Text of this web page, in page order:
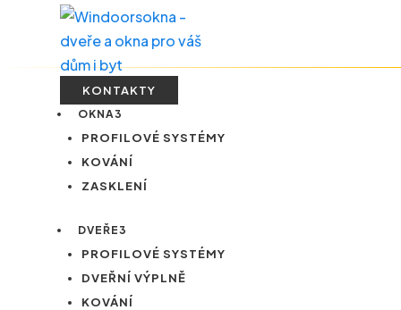
KONTAKTY
OKNA3
PROFILOVÉ SYSTÉMY
KOVÁNÍ
ZASKLENÍ
DVEŘE3
PROFILOVÉ SYSTÉMY
DVEŘNÍ VÝPLNĚ
KOVÁNÍ